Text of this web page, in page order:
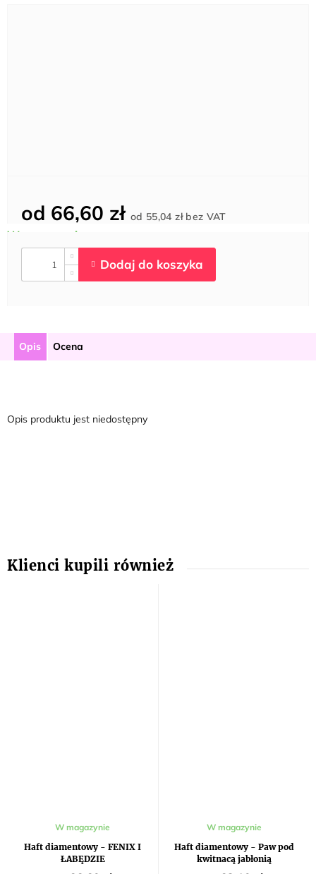
od 66,60 zł od 55,04 złbez VAT
Opis Ocena
Opis produktu jest niedostępny
Haft diamentowy - FENIX I
ŁABĘDZIE
W magazynie
Haft diamentowy - Paw pod
kwitnacą jabłonią
W magazynie